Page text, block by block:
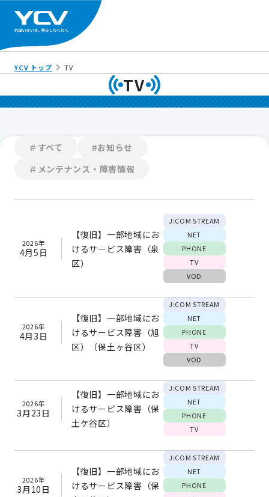
YCV トップ TV
TV
＃すべて
#お知らせ
＃メンテナンス・障害情報
2026年
4月5日
【復旧】一部地域にお
けるサービス障害（泉
区）
J:COM STREAM
NET
PHONE
TV
VOD
2026年
4月3日
【復旧】一部地域にお
けるサービス障害（旭
区）（保土ヶ谷区）
J:COM STREAM
NET
PHONE
TV
VOD
2026年
3月23日
【復旧】一部地域にお
けるサービス障害（保
土ケ谷区）
J:COM STREAM
NET
PHONE
TV
2026年
3月10日
【復旧】一部地域にお
けるサービス障害（保
J:COM STREAM
NET
PHONE